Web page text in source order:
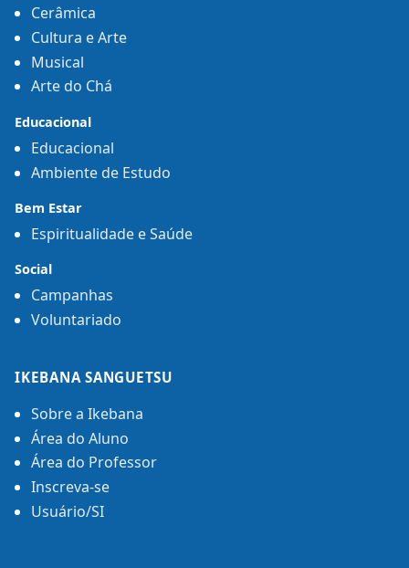
Cerâmica
Cultura e Arte
Musical
Arte do Chá
Educacional
Educacional
Ambiente de Estudo
Bem Estar
Espiritualidade e Saúde
Social
Campanhas
Voluntariado
IKEBANA SANGUETSU
Sobre a Ikebana
Área do Aluno
Área do Professor
Inscreva-se
Usuário/SI